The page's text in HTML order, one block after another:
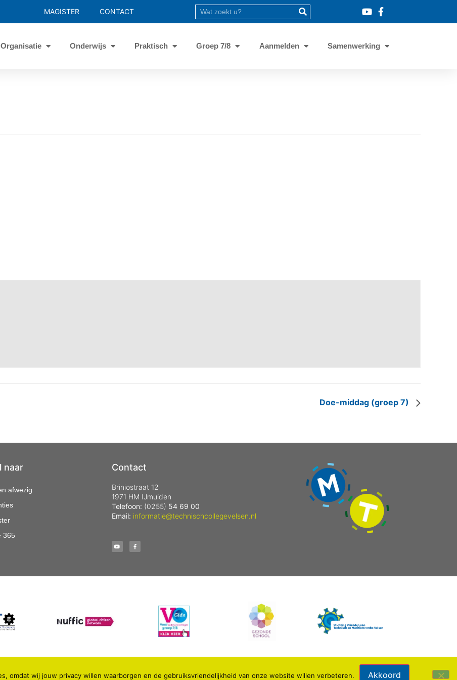
MAGISTER CONTACT
Organisatie Onderwijs Praktisch Groep 7/8 Aanmelden Samenwerking
Doe-middag (groep 7)
naar
afwezig
365
Contact
Briniostraat 12
1971 HM IJmuiden
Telefoon: (0255) 54 69 00
Email: informatie@technischcollegevelsen.nl
omdat wij jouw privacy willen waarborgen en de gebruiksvriendelijkheid van onze website willen verbeteren. Akkoord